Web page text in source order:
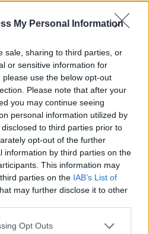
My Personal Information
sale, sharing to third parties, or
or sensitive information for
use the below opt-out
Please note that after your
you may continue seeing
personal information utilized by
to third parties prior to
opt-out of the further
information by third parties on the
This information may
parties on the IAB’s List of
may further disclose it to other
Opt Outs
de Capital
de capital se basa en la
Distribuyo mi
criptomonedas para
el 60-70% en activos
y Ethereum. El resto
con potencial
un estricto control de
mi patrimonio.